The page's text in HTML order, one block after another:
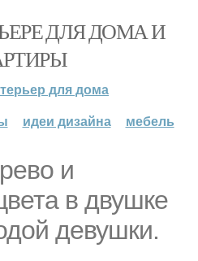
ДЛЯ ДОМА И
для дома
идеи дизайна мебель
и
в двушке
девушки.